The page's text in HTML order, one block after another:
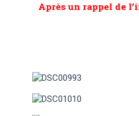
Après un rappel de